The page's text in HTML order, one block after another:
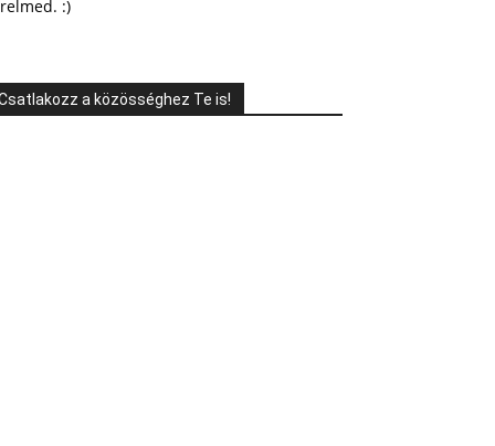
:)
a közösséghez Te is!